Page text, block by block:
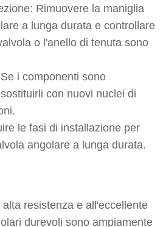
Rimuovere la maniglia
a lunga durata e controllare
o l'anello di tenuta sono
i componenti sono
con nuovi nuclei di
le fasi di installazione per
angolare a lunga durata.
resistenza e all'eccellente
durevoli sono ampiamente